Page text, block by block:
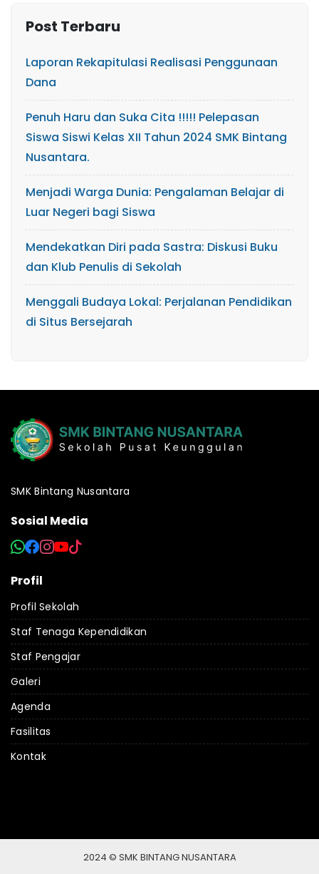
Post Terbaru
Laporan Rekapitulasi Realisasi Penggunaan
Dana
Penuh Haru dan Suka Cita !!!!! Pelepasan
Siswa Siswi Kelas XII Tahun 2024 SMK Bintang
Nusantara.
Menjadi Warga Dunia: Pengalaman Belajar di
Luar Negeri bagi Siswa
Mendekatkan Diri pada Sastra: Diskusi Buku
dan Klub Penulis di Sekolah
Menggali Budaya Lokal: Perjalanan Pendidikan
di Situs Bersejarah
SMK Bintang Nusantara
Sosial Media
Profil
Profil Sekolah
Staf Tenaga Kependidikan
Staf Pengajar
Galeri
Agenda
Fasilitas
Kontak
2024 © SMK BINTANG NUSANTARA